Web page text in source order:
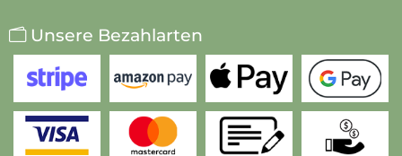
Unsere Bezahlarten